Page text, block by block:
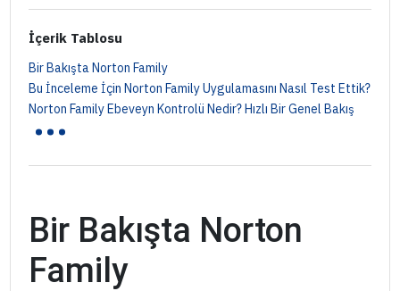
İçerik Tablosu
Bir Bakışta Norton Family
Bu İnceleme İçin Norton Family Uygulamasını Nasıl Test Ettik?
Norton Family Ebeveyn Kontrolü Nedir? Hızlı Bir Genel Bakış
...
Bir Bakışta Norton
Family